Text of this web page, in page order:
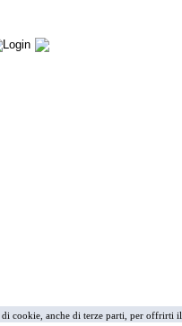
di cookie, anche di terze parti, per